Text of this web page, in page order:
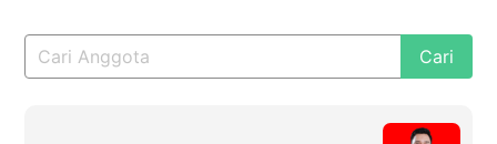
Cari